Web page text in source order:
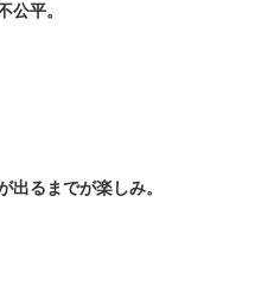
公平。
出るまでが楽しみ。